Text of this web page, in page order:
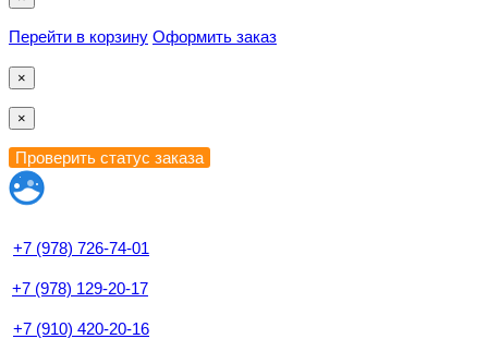
Перейти в корзину Оформить заказ
×
×
+7 (978) 726-74-01
+7 (978) 129-20-17
+7 (910) 420-20-16